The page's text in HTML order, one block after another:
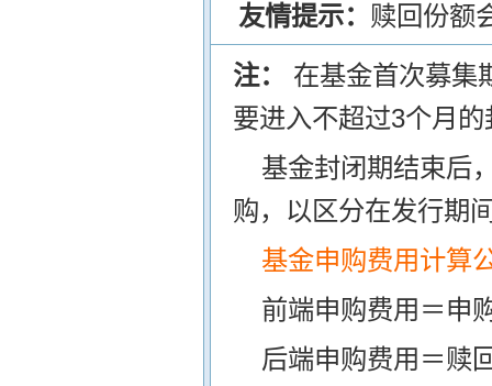
友情提示： 赎回份额
注： 在基金首次募集
要进入不超过3个月
基金封闭期结束后
购，以区分在发行期
基金申购费用计算
前端申购费用＝申
后端申购费用＝赎